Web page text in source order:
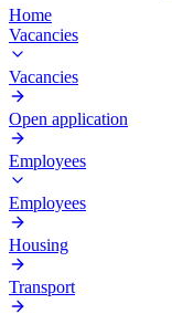
Home
Vacancies
Vacancies
Open application
Employees
Employees
Housing
Transport